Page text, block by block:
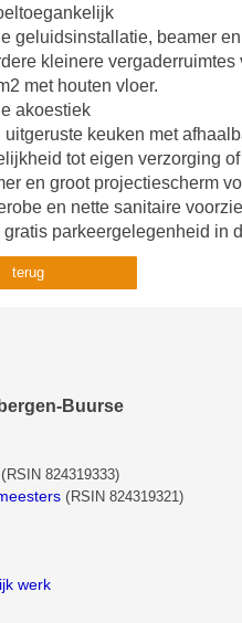
geluidsinstallatie, beamer
kleinere
met houten vloer.
akoestiek
uitgeruste keuken met
tot eigen verzorging
en groot projectiescherm
en nette sanitaire
gratis parkeergelegenheid in
terug
Buurse
(RSIN 824319333)
(RSIN 824319321)
werk